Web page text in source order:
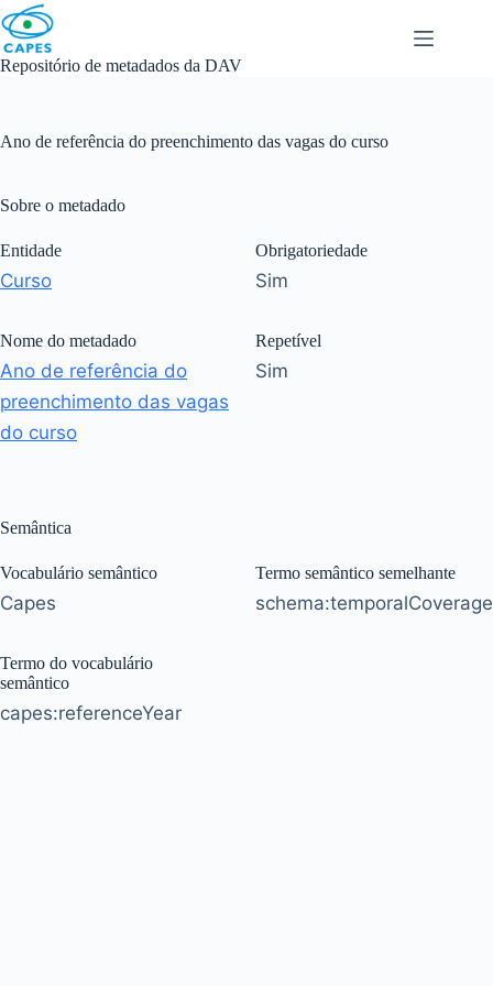
Skip
to
content
Repositório de metadados da DAV
Ano de referência do preenchimento das vagas do curso
Sobre o metadado
Entidade
Curso
Nome do metadado
Ano de referência do
preenchimento das vagas
do curso
Obrigatoriedade
Sim
Repetível
Sim
Semântica
Vocabulário semântico
Capes
Termo do vocabulário
semântico
capes:referenceYear
Termo semântico semelhante
schema:temporalCoverage